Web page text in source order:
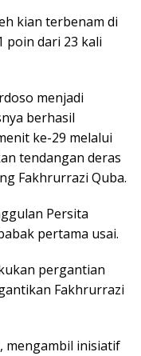
kian terbenam di
poin dari 23 kali
menjadi
berhasil
ke-29 melalui
tendangan deras
Fakhrurrazi Quba.
Persita
pertama usai.
pergantian
Fakhrurrazi
mengambil inisiatif